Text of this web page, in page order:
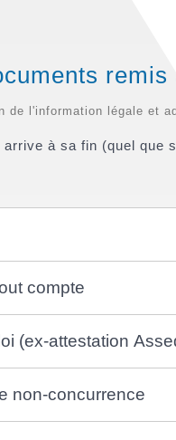
de l'information légale et
à sa fin (quel que
compte
(ex-attestation
non-concurrence